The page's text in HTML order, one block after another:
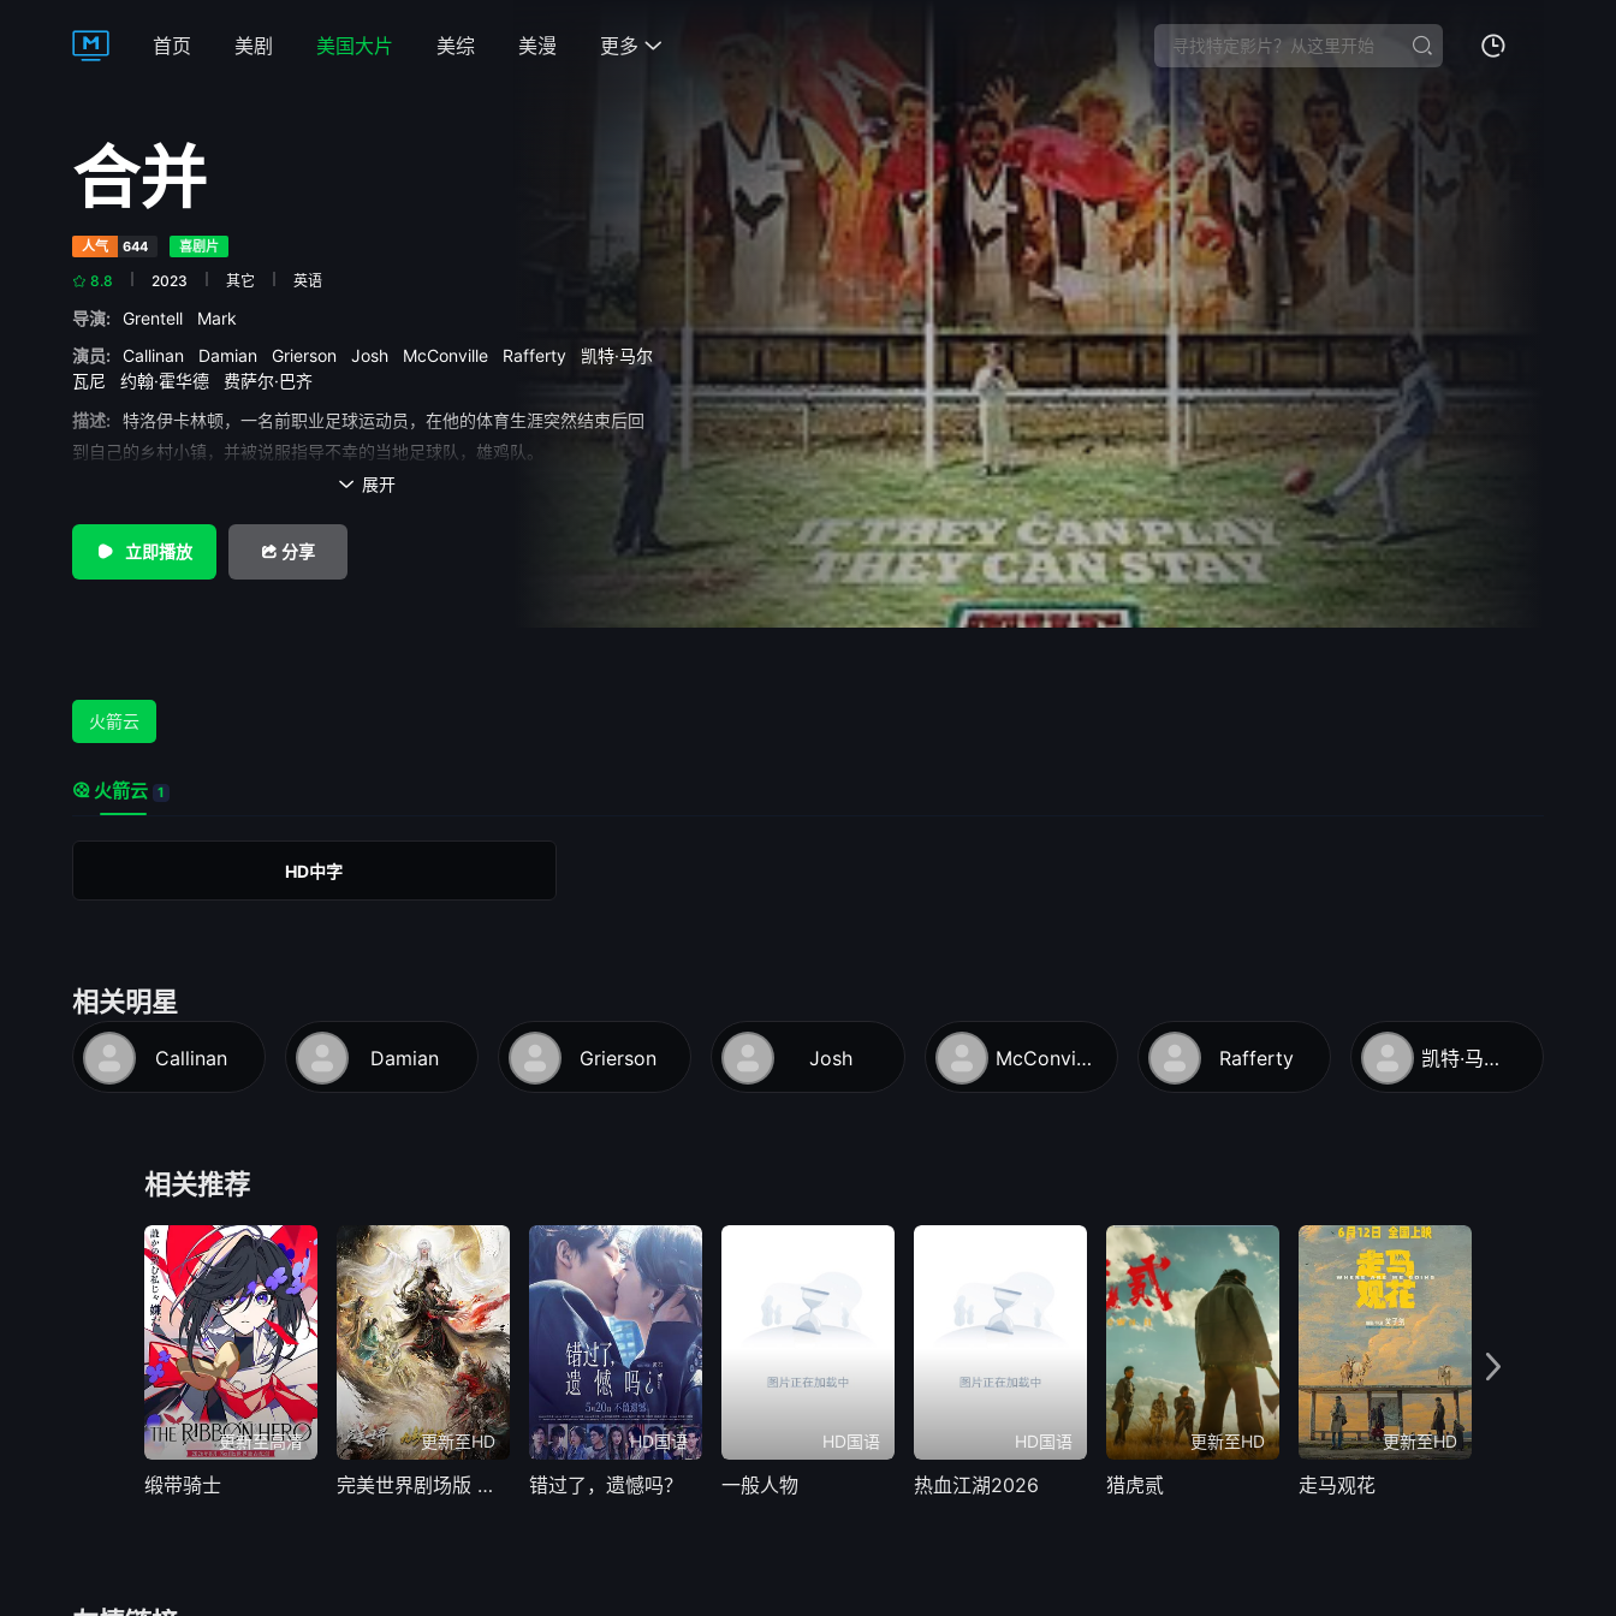
首页 美剧 美国大片 美综 美漫 更多 
合并
人气 644 喜剧片
8.8 2023 其它 英语
导演: Grentell Mark
演员:
Callinan Damian Grierson Josh McConville Rafferty
凯特·马尔
瓦尼
约翰·霍华德
费萨尔·巴齐
描述:
特洛伊卡林顿，一名前职业足球运动员，在他的体育生涯突然结束后回
到自己的乡村小镇，并被说服指导不幸的当地足球队，雄鸡队。
 展开
立即播放 分享
火箭云
火箭云 1
HD中字
相关明星
Callinan Damian Grierson Josh McConville Rafferty 凯特·马尔瓦尼
相关推荐
更新至高清
缎带骑士
更新至HD
完美世界剧场版 九劫焚天
HD国语
错过了，遗憾吗？
HD国语
一般人物
HD国语
热血江湖2026
更新至HD
猎虎贰
更新至HD
走马观花